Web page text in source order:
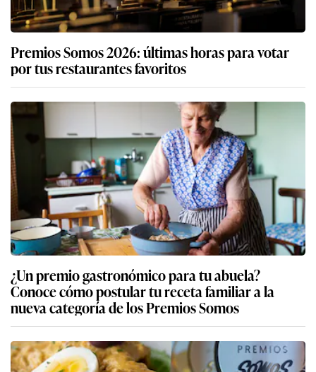
Premios Somos 2026: últimas horas para votar
por tus restaurantes favoritos
¿Un premio gastronómico para tu abuela?
Conoce cómo postular tu receta familiar a la
nueva categoría de los Premios Somos